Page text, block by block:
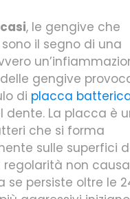
, le gengive che
il segno di una
gengive
di placca
dente. La placca è
che si forma
sulle superfici
regolarità non causa
se persiste oltre le